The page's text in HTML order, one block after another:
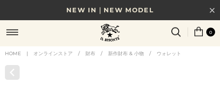
NEW IN｜NEW MODEL
8/17(月)10時まで｜税込11,000円以上で送料無料
贈る相手やシーンから選べる、新しいギフトガイド
0
HOME | オンラインストア / 財布 / 新作財布 & 小物 / ウォレット